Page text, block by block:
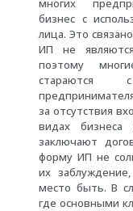
многих
бизнес с
лица. Это
ИП не
поэтому
стараются
за отсутствия
видах
заключают
форму ИП не
их
место быть. В
где основными